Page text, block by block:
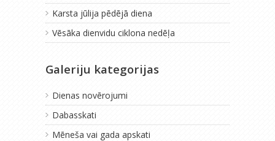
Karsta jūlija pēdējā diena
Vēsāka dienvidu ciklona nedēļa
Galeriju kategorijas
Dienas novērojumi
Dabasskati
Mēneša vai gada apskati